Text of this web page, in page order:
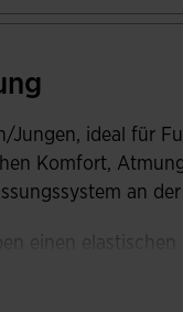
Jungen, ideal für
Komfort,
an der
einen
Stelle hält,
um die